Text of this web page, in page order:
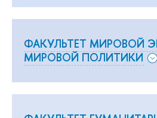
ФАКУЛЬТЕТ МИРОВОЙ
МИРОВОЙ ПОЛИТИКИ